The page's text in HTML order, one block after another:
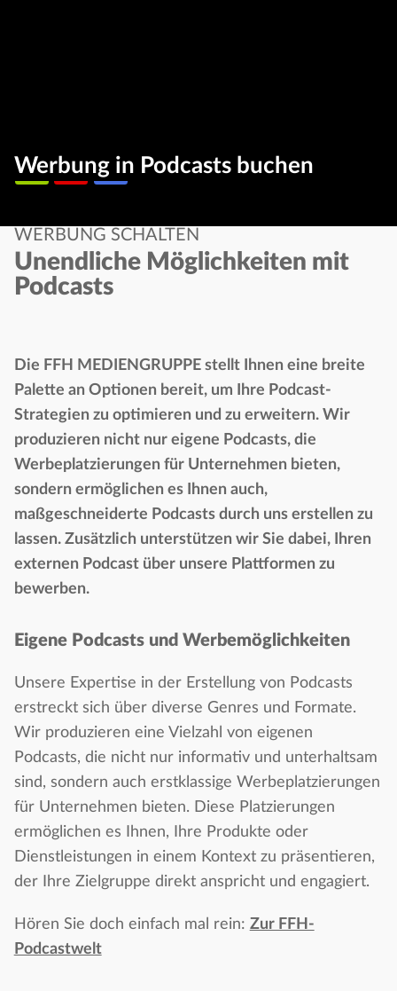
Werbung in Podcasts buchen
WERBUNG SCHALTEN
Unendliche Möglichkeiten mit
Podcasts
Die FFH MEDIENGRUPPE stellt Ihnen eine breite
Palette an Optionen bereit, um Ihre Podcast-
Strategien zu optimieren und zu erweitern. Wir
produzieren nicht nur eigene Podcasts, die
Werbeplatzierungen für Unternehmen bieten,
sondern ermöglichen es Ihnen auch,
maßgeschneiderte Podcasts durch uns erstellen zu
lassen. Zusätzlich unterstützen wir Sie dabei, Ihren
externen Podcast über unsere Plattformen zu
bewerben.
Eigene Podcasts und Werbemöglichkeiten
Unsere Expertise in der Erstellung von Podcasts
erstreckt sich über diverse Genres und Formate.
Wir produzieren eine Vielzahl von eigenen
Podcasts, die nicht nur informativ und unterhaltsam
sind, sondern auch erstklassige Werbeplatzierungen
für Unternehmen bieten. Diese Platzierungen
ermöglichen es Ihnen, Ihre Produkte oder
Dienstleistungen in einem Kontext zu präsentieren,
der Ihre Zielgruppe direkt anspricht und engagiert.
Hören Sie doch einfach mal rein: Zur FFH-
Podcastwelt